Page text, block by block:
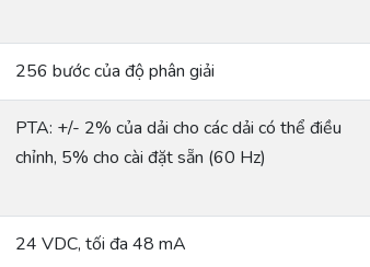
256 bước của độ phân giải
PTA: +/- 2% của dải cho các dải có thể điều
chỉnh, 5% cho cài đặt sẵn (60 Hz)
24 VDC, tối đa 48 mA